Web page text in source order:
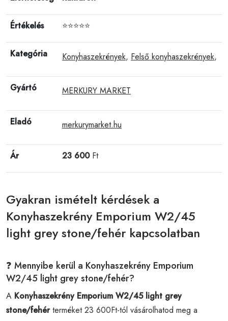
Értékelés ⭐⭐⭐⭐⭐
Kategória Konyhaszekrények, Felső konyhaszekrények,
Gyártó MERKURY MARKET
Eladó merkurymarket.hu
Ár 23 600Ft
Gyakran ismételt kérdések a
Konyhaszekrény Emporium W2/45
light grey stone/fehér kapcsolatban
❓ Mennyibe kerül a Konyhaszekrény Emporium
W2/45 light grey stone/fehér?
A Konyhaszekrény Emporium W2/45 light grey
stone/fehérterméket 23 600Ft-tól vásárolhatod meg a